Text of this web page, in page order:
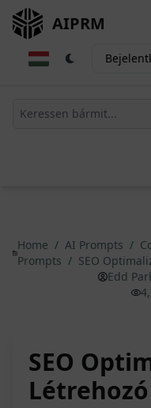
AIPRM
Home / AI Prompts /
Prompts / SEO
Edd
SEO